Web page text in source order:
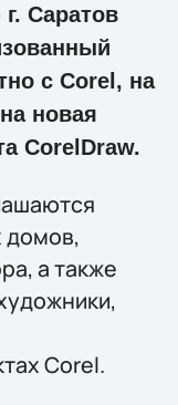
Саратов
с Corel, на
новая
CorelDraw.
домов,
а также
Corel.